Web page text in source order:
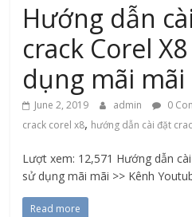
Hướng dẫn
crack Corel
dụng mãi mãi
June 2, 2019 admin 0
crack corel x8, hướng dẫn cài đặt
Lượt xem: 12,571 Hướng dẫn
sử dụng mãi mãi >> Kênh
Read more